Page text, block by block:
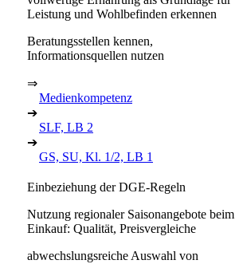
Leistung und Wohlbefinden erkennen
Beratungsstellen kennen,
Informationsquellen nutzen
⇒
Medienkompetenz
➔
SLF, LB 2
➔
GS, SU, Kl. 1/2, LB 1
Einbeziehung der DGE-Regeln
Nutzung regionaler Saisonangebote beim
Einkauf: Qualität, Preisvergleiche
abwechslungsreiche Auswahl von